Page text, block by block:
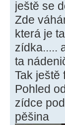
ještě se
Zde
která je
zídka.....
ta
Tak ještě
Pohled
zídce
pěšina